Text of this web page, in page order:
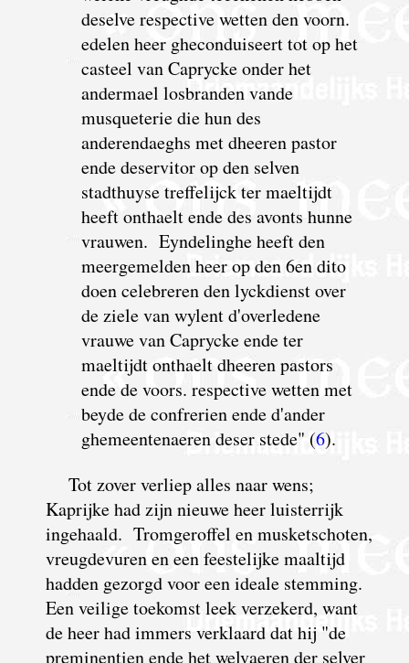
deselve respective wetten den voorn.
edelen heer gheconduiseert tot op het
casteel van Caprycke onder het
andermael losbranden vande
musqueterie die hun des
anderendaeghs met dheeren pastor
ende deservitor op den selven
stadthuyse treffelijck ter maeltijdt
heeft onthaelt ende des avonts hunne
vrauwen. Eyndelinghe heeft den
meergemelden heer op den 6en dito
doen celebreren den lyckdienst over
de ziele van wylent d'overledene
vrauwe van Caprycke ende ter
maeltijdt onthaelt dheeren pastors
ende de voors. respective wetten met
beyde de confrerien ende d'ander
ghemeentenaeren deser stede" (6).
Tot zover verliep alles naar wens;
Kaprijke had zijn nieuwe heer luisterrijk
ingehaald. Tromgeroffel en musketschoten,
vreugdevuren en een feestelijke maaltijd
hadden gezorgd voor een ideale stemming.
Een veilige toekomst leek verzekerd, want
de heer had immers verklaard dat hij "de
preminentien ende het welvaeren der selver